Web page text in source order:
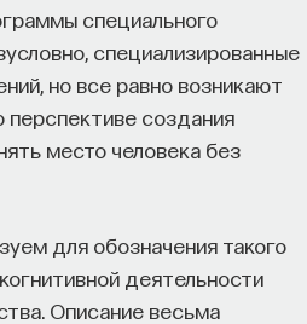
специального
специализированные
но все равно возникают
перспективе создания
место человека без
для обозначения такого
деятельности
Описание весьма